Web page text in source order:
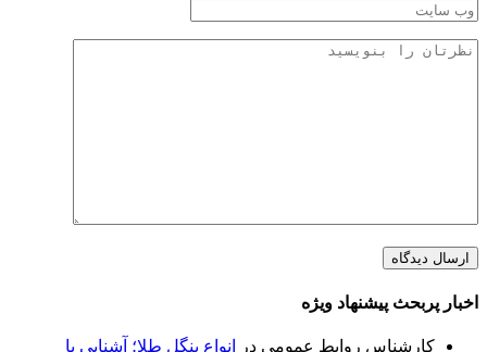
اخبار پربحث پیشنهاد ویژه
کارشناس روابط عمومی در
انواع بنگل طلا؛ آشنایی با